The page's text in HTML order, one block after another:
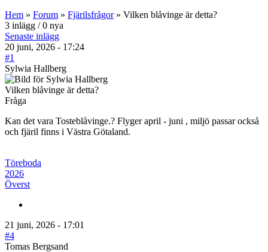
Hem » Forum » Fjärilsfrågor» Vilken blåvinge är detta?
3 inlägg / 0 nya
Senaste inlägg
20 juni, 2026 - 17:24
#1
Sylwia Hallberg
Vilken blåvinge är detta?
Fråga
Kan det vara Tosteblåvinge.? Flyger april - juni , miljö passar också
och fjäril finns i Västra Götaland.
Töreboda
2026
Överst
21 juni, 2026 - 17:01
#4
Tomas Bergsand